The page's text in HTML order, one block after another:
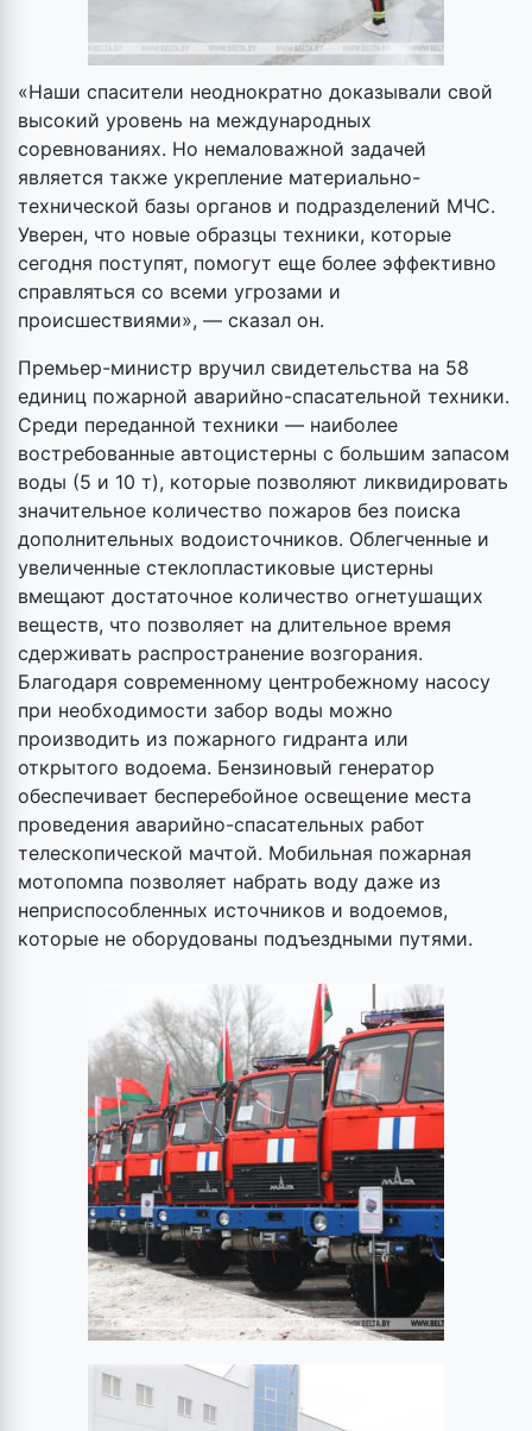
«Наши спасители неоднократно доказывали свой
высокий уровень на международных
соревнованиях. Но немаловажной задачей
является также укрепление материально-
технической базы органов и подразделений МЧС.
Уверен, что новые образцы техники, которые
сегодня поступят, помогут еще более эффективно
справляться со всеми угрозами и
происшествиями», — сказал он.
Премьер-министр вручил свидетельства на 58
единиц пожарной аварийно-спасательной техники.
Среди переданной техники — наиболее
востребованные автоцистерны с большим запасом
воды (5 и 10 т), которые позволяют ликвидировать
значительное количество пожаров без поиска
дополнительных водоисточников. Облегченные и
увеличенные стеклопластиковые цистерны
вмещают достаточное количество огнетушащих
веществ, что позволяет на длительное время
сдерживать распространение возгорания.
Благодаря современному центробежному насосу
при необходимости забор воды можно
производить из пожарного гидранта или
открытого водоема. Бензиновый генератор
обеспечивает бесперебойное освещение места
проведения аварийно-спасательных работ
телескопической мачтой. Мобильная пожарная
мотопомпа позволяет набрать воду даже из
неприспособленных источников и водоемов,
которые не оборудованы подъездными путями.